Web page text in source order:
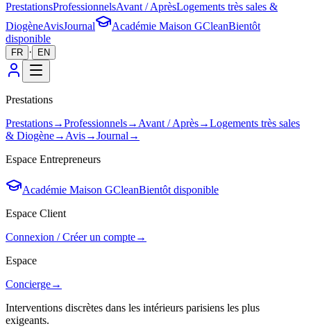
PrestationsProfessionnelsAvant / AprèsLogements très sales &
DiogèneAvisJournal Académie Maison GCleanBientôt
disponible
FR · EN
Prestations
Prestations→Professionnels→ Avant / Après→Logements très sales
& Diogène→ Avis→Journal →
Espace Entrepreneurs
Académie Maison GCleanBientôt disponible
Espace Client
Connexion / Créer un compte→
Espace
Concierge→
Interventions discrètes dans les intérieurs parisiens les plus
exigeants.